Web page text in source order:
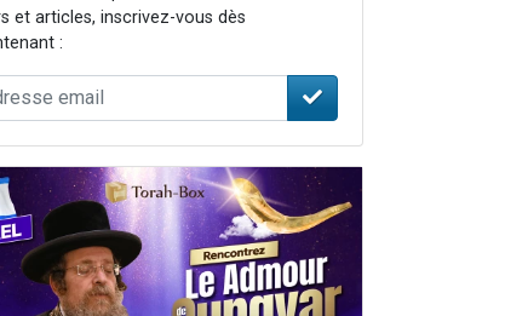
et articles, inscrivez-vous dès
: